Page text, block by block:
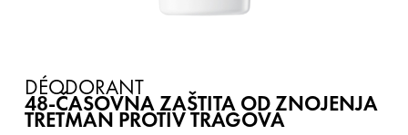
DÉODORANT
48-ČASOVNA ZAŠTITA OD ZNOJENJA
TRETMAN PROTIV TRAGOVA